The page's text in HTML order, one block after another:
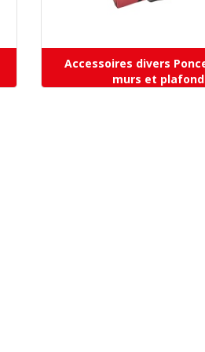
Accessoires divers
murs et